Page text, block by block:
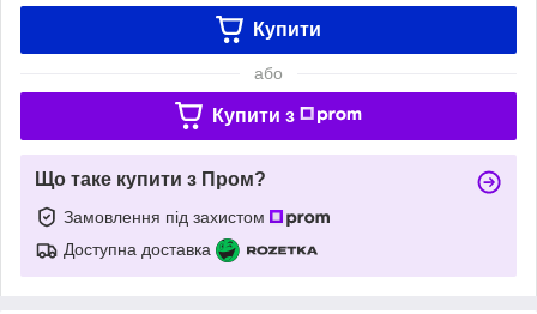
Купити
або
Купити з
Що таке купити з Пром?
Замовлення під захистом
Доступна доставка